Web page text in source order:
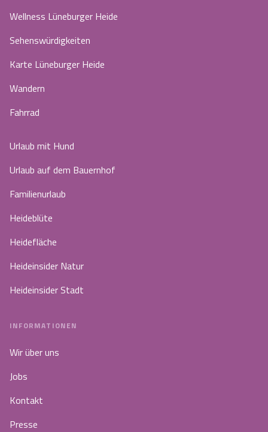
Wellness Lüneburger Heide
Sehenswürdigkeiten
Karte Lüneburger Heide
Wandern
Fahrrad
Urlaub mit Hund
Urlaub auf dem Bauernhof
Familienurlaub
Heideblüte
Heidefläche
Heideinsider Natur
Heideinsider Stadt
INFORMATIONEN
Wir über uns
Jobs
Kontakt
Presse